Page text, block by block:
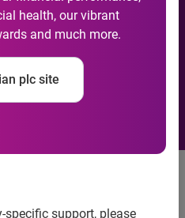
health, our vibrant
and much more.
plc site
specific support, please
cresciuti
gli americani
ne ha più di